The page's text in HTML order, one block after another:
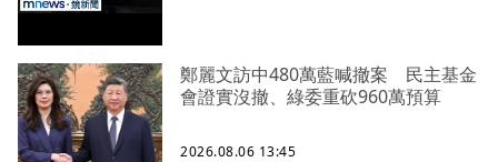
鄭麗文訪中480萬藍喊撤案 民主基金
會證實沒撤、綠委重砍960萬預算
2026.08.06 13:45